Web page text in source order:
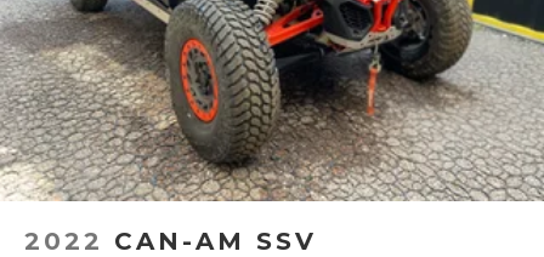
2022 CAN-AM SSV